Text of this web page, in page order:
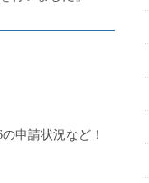
申請状況など！